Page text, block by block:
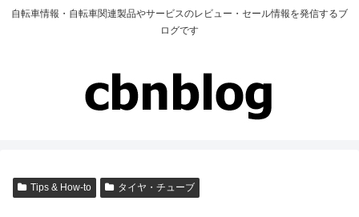
自転車情報・自転車関連製品やサービスのレビュー・セール情報を発信するブ
ログです
Tips & How-to タイヤ・チューブ